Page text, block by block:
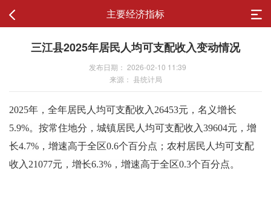
主要经济指标
三江县2025年居民人均可支配收入变动情况
发布日期： 2026-02-10 11:39
来源： 县统计局
2025年，全年居民人均可支配收入 26453元，名义增长
5.9%。按常住地分，城镇居民人均可支配收入39604元，增
长4.7%， 增速高于全区0.6个百分点 ；农村居民人均可支配
收入 21077元，增长6.3%，增速高于全区0.3个百分点。